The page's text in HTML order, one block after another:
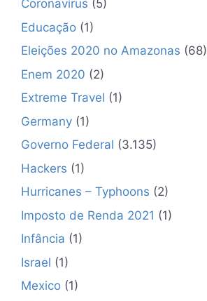
Coronavírus (5)
Educação (1)
Eleições 2020 no Amazonas (68)
Enem 2020 (2)
Extreme Travel (1)
Germany (1)
Governo Federal (3.135)
Hackers (1)
Hurricanes – Typhoons (2)
Imposto de Renda 2021 (1)
Infância (1)
Israel (1)
Mexico (1)